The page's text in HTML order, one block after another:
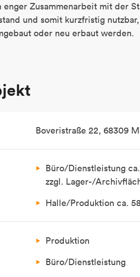
enger Zusammenarbeit mit der
und somit kurzfristig
oder neu erbaut werden.
Boveristraße 22, 68309
Büro/Dienstleistung
zzgl. Lager-/
Halle/Produktion ca.
Produktion
Büro/Dienstleistung